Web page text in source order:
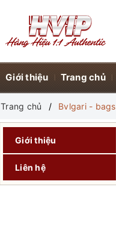
Giới thiệu Trang chủ
Trang chủ Bvlgari - bags
Giới thiệu
Liên hệ